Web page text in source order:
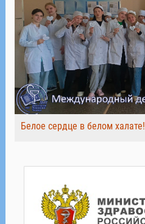
Белое сердце в белом халате!